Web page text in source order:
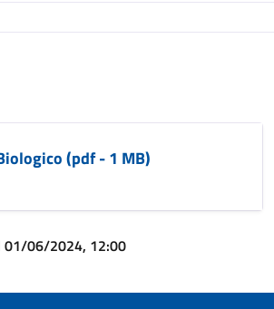
(pdf - 1 MB)
01/06/2024, 12:00